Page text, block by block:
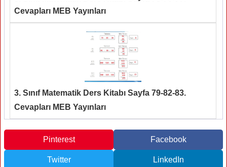
Cevapları MEB Yayınları
3. Sınıf Matematik Ders Kitabı Sayfa 79-82-83.
Cevapları MEB Yayınları
Pinterest Facebook
Twitter LinkedIn